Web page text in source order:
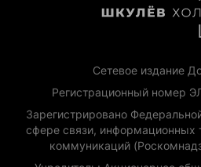
Сетевое издание
Регистрационный номер
Зарегистрировано
сфере связи, информационных
коммуникаций